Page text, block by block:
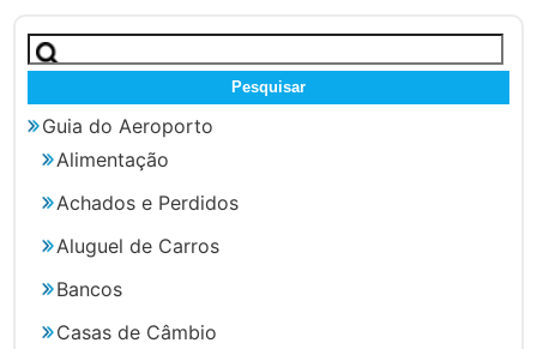
Pesquisar
por:
Guia do Aeroporto
Alimentação
Achados e Perdidos
Aluguel de Carros
Bancos
Casas de Câmbio